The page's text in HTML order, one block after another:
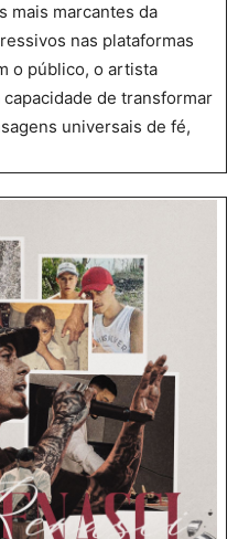
mais marcantes da
nas plataformas
o público, o artista
capacidade de transformar
universais de fé,